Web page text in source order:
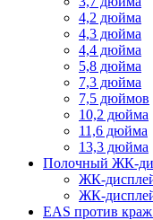
4,2 дюйма
4,3 дюйма
4,4 дюйма
5,8 дюйма
7,3 дюйма
7,5 дюймов
10,2 дюйма
11,6 дюйма
13,3 дюйма
Полочный ЖК-
ЖК-
ЖК-
EAS против